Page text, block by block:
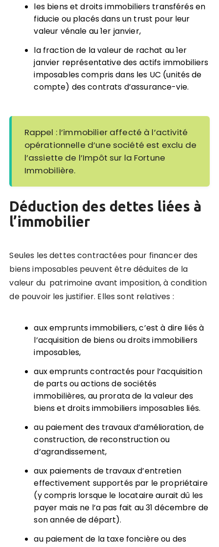
les biens et droits immobiliers transférés en
fiducie ou placés dans un trust pour leur
valeur vénale au 1er janvier,
la fraction de la valeur de rachat au 1er
janvier représentative des actifs immobiliers
imposables compris dans les UC (unités de
compte) des contrats d’assurance-vie.
Rappel : l’immobilier affecté à l’activité
opérationnelle d’une société est exclu de
l’assiette de l’Impôt sur la Fortune
Immobilière.
Déduction des dettes liées à
l’immobilier
Seules les dettes contractées pour financer des
biens imposables peuvent être déduites de la
valeur du patrimoine avant imposition, à condition
de pouvoir les justifier. Elles sont relatives :
aux emprunts immobiliers, c’est à dire liés à
l’acquisition de biens ou droits immobiliers
imposables,
aux emprunts contractés pour l’acquisition
de parts ou actions de sociétés
immobilières, au prorata de la valeur des
biens et droits immobiliers imposables liés.
au paiement des travaux d’amélioration, de
construction, de reconstruction ou
d’agrandissement,
aux paiements de travaux d’entretien
effectivement supportés par le propriétaire
(y compris lorsque le locataire aurait dû les
payer mais ne l’a pas fait au 31 décembre de
son année de départ).
au paiement de la taxe foncière ou des